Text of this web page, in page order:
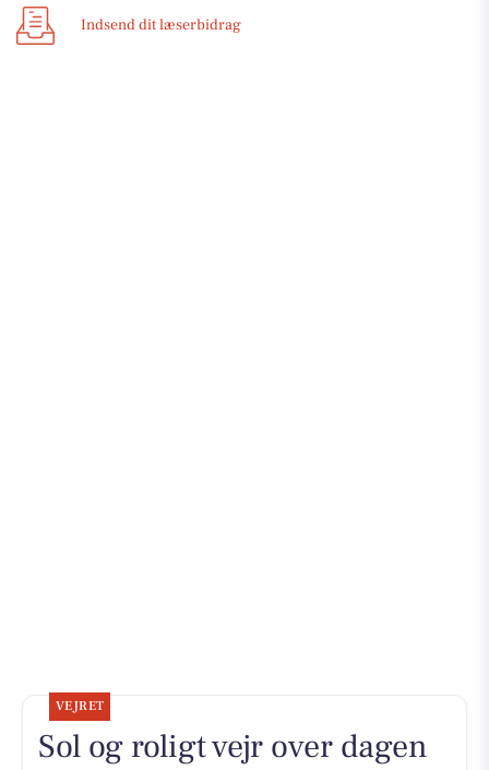
Indsend dit læserbidrag
VEJRET
Sol og roligt vejr over dagen